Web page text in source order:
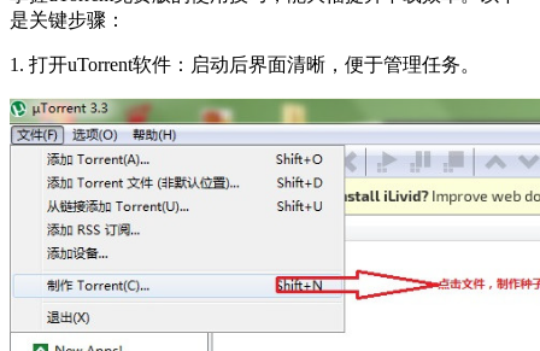
是关键步骤：
1. 打开uTorrent软件：启动后界面清晰，便于管理任务。